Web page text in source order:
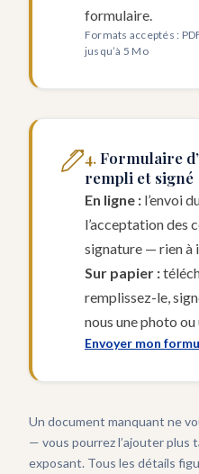
formulaire.
Formats acceptés :
jusqu’à 5 Mo
Formulaire
rempli et signé
En ligne : l’envoi
l’acceptation des
signature — rien à
Sur papier :
remplissez-le,
nous une photo ou
Envoyer mon
Un document manquant ne
— vous pourrez l’ajouter plus
exposant. Tous les détails